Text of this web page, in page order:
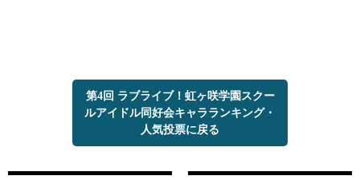
第4回 ラブライブ！虹ヶ咲学園スクー
ルアイドル同好会キャラランキング・
人気投票に戻る